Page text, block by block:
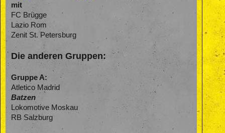
mit
FC Brügge
Lazio Rom
Zenit St. Petersburg
Die anderen Gruppen:
Gruppe A:
Atletico Madrid
Batzen
Lokomotive Moskau
RB Salzburg